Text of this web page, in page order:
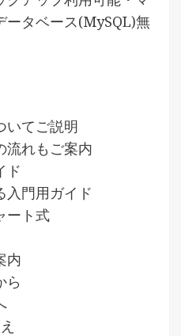
ータベース(MySQL)無
いてご説明
流れもご案内
ド
入門用ガイド
ート式
内
ら